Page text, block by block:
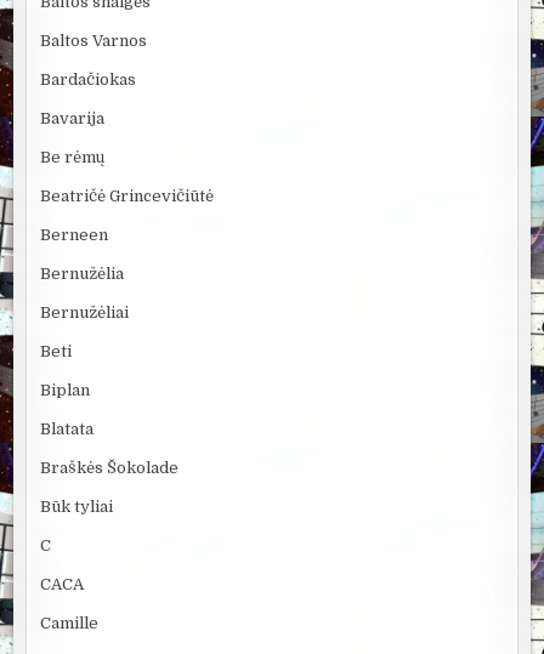
Baltos Varnos
Bardačiokas
Bavarija
Be rėmų
Beatričė Grincevičiūtė
Berneen
Bernužėlia
Bernužėliai
Beti
Biplan
Blatata
Braškės Šokolade
Būk tyliai
C
CACA
Camille